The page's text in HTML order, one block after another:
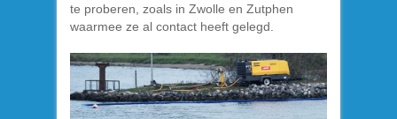
te proberen, zoals in Zwolle en Zutphen
waarmee ze al contact heeft gelegd.